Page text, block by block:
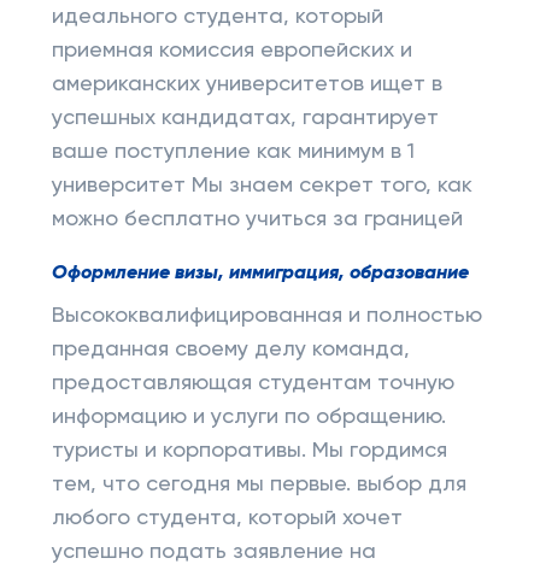
идеального студента, который
приемная комиссия европейских и
американских университетов ищет в
успешных кандидатах, гарантирует
ваше поступление как минимум в 1
университет Мы знаем секрет того, как
можно бесплатно учиться за границей
Оформление визы, иммиграция, образование
Высококвалифицированная и полностью
преданная своему делу команда,
предоставляющая студентам точную
информацию и услуги по обращению.
туристы и корпоративы. Мы гордимся
тем, что сегодня мы первые. выбор для
любого студента, который хочет
успешно подать заявление на